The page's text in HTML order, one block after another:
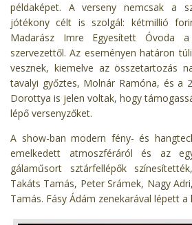
példaképet. A verseny nemcsak a
jótékony célt is szolgál: kétmillió
Madarász Imre Egyesített Óvoda a
szervezettől. Az eseményen határon
vesznek, kiemelve az összetartozás
tavalyi győztes, Molnár Ramóna, és a
Dorottya is jelen voltak, hogy
lépő versenyzőket.
A show-ban modern fény- és
emelkedett atmoszféráról és az
gálaműsort sztárfellépők
Takáts Tamás, Peter Srámek, Nagy
Tamás. Fásy Ádám zenekarával lépett a